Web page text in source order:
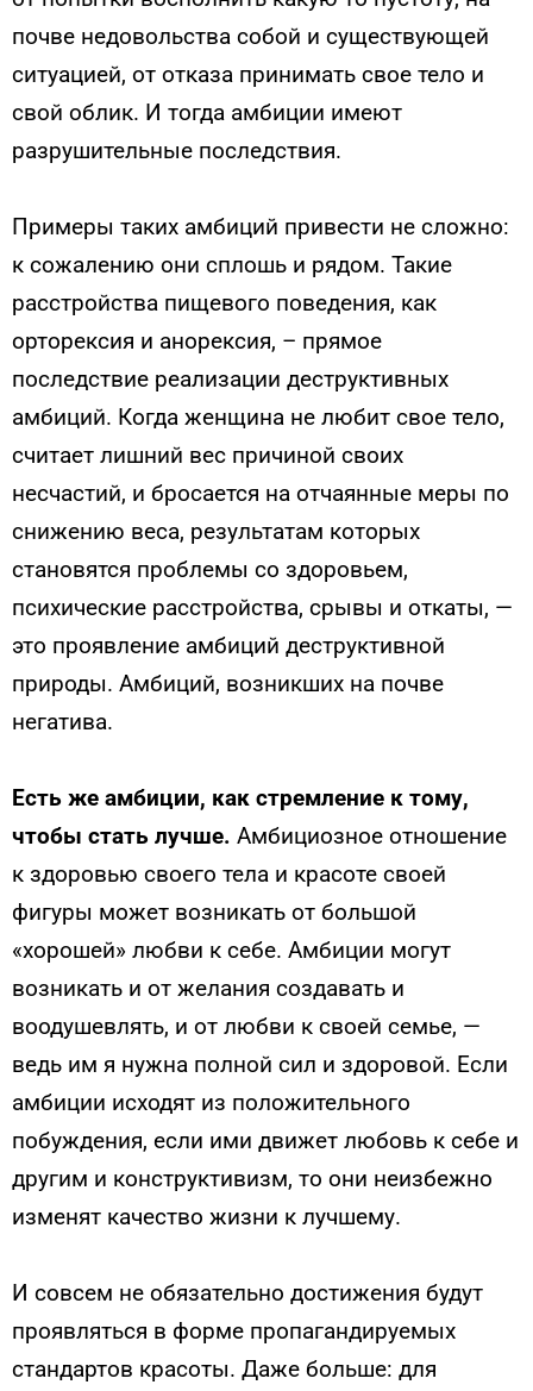
почве недовольства собой и существующей
ситуацией, от отказа принимать свое тело и
свой облик. И тогда амбиции имеют
разрушительные последствия.
Примеры таких амбиций привести не сложно:
к сожалению они сплошь и рядом. Такие
расстройства пищевого поведения, как
орторексия и анорексия, – прямое
последствие реализации деструктивных
амбиций. Когда женщина не любит свое тело,
считает лишний вес причиной своих
несчастий, и бросается на отчаянные меры по
снижению веса, результатам которых
становятся проблемы со здоровьем,
психические расстройства, срывы и откаты, —
это проявление амбиций деструктивной
природы. Амбиций, возникших на почве
негатива.
Есть же амбиции, как стремление к тому,
чтобы стать лучше. Амбициозное отношение
к здоровью своего тела и красоте своей
фигуры может возникать от большой
«хорошей» любви к себе. Амбиции могут
возникать и от желания создавать и
воодушевлять, и от любви к своей семье, —
ведь им я нужна полной сил и здоровой. Если
амбиции исходят из положительного
побуждения, если ими движет любовь к себе и
другим и конструктивизм, то они неизбежно
изменят качество жизни к лучшему.
И совсем не обязательно достижения будут
проявляться в форме пропагандируемых
стандартов красоты. Даже больше: для